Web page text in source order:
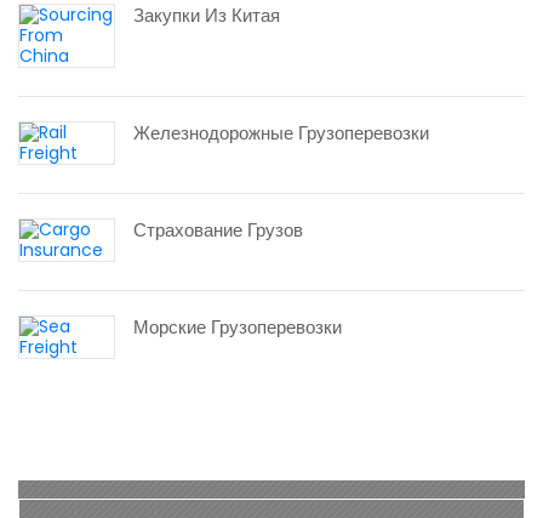
Закупки Из Китая
Железнодорожные Грузоперевозки
Страхование Грузов
Морские Грузоперевозки